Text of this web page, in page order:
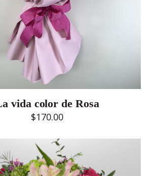
vida color de Rosa
$170.00